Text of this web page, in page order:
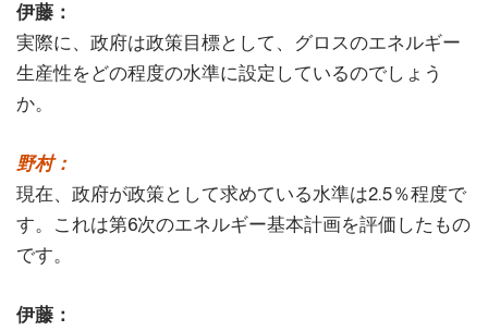
伊藤：
実際に、政府は政策目標として、グロスのエネルギー
生産性をどの程度の水準に設定しているのでしょう
か。
野村：
現在、政府が政策として求めている水準は2.5％程度で
す。これは第6次のエネルギー基本計画を評価したもの
です。
伊藤：